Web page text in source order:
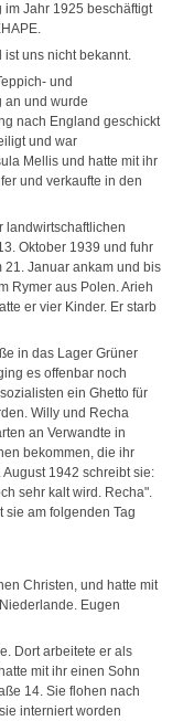
im Jahr 1925 beschäftigt
uns nicht bekannt.
und
an und wurde
nach England geschickt
und war
Mellis und hatte mit ihr
und verkaufte in den
landwirtschaftlichen
Oktober 1939 und fuhr
21. Januar ankam und bis
Rymer aus Polen. Arieh
er vier Kinder. Er starb
in das Lager Grüner
es offenbar noch
ein Ghetto für
Willy und Recha
an Verwandte in
bekommen, die ihr
1942 schreibt sie:
sehr kalt wird. Recha".
sie am folgenden Tag
Christen, und hatte mit
Eugen
Dort arbeitete er als
mit ihr einen Sohn
14. Sie flohen nach
interniert worden